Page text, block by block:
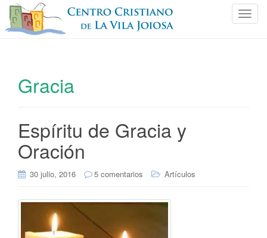
C
Gracia
Espíritu de Gracia y
Oración
30 julio, 2016 5 comentarios Artículos